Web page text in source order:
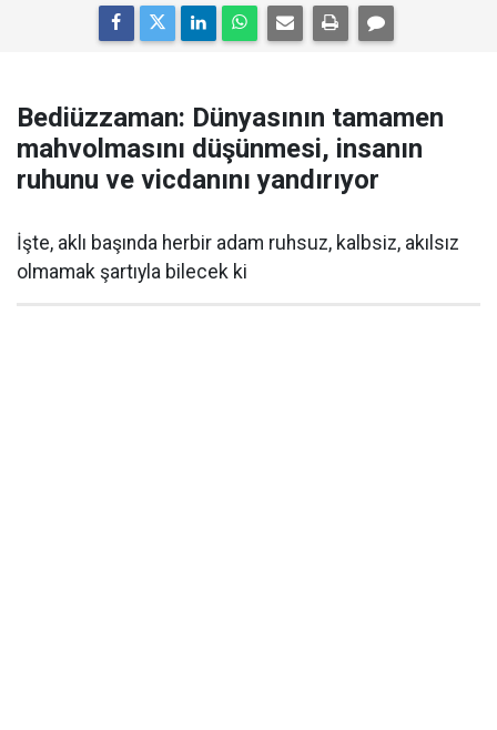
Bediüzzaman: Dünyasının tamamen
mahvolmasını düşünmesi, insanın
ruhunu ve vicdanını yandırıyor
İşte, aklı başında herbir adam ruhsuz, kalbsiz, akılsız
olmamak şartıyla bilecek ki